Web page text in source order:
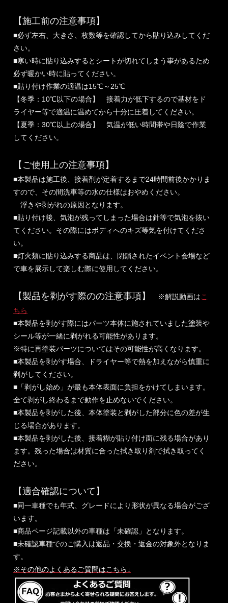
【施工前の注意事項】
■必ず左右、大きさ、枚数等を確認してから貼り込みしてくだ
さい。
■寒い時に貼り込みするとシートが切れてしまう事があるため
必ず暖かい時に貼ってください。
■貼り付け作業の適温は15℃～25℃
【冬季：10℃以下の場合】 接着力が低下するので基材をド
ライヤー等で適温に温めてから十分に圧着してください。
【夏季：30℃以上の場合】 気温が低い時間帯や日陰で作業
してください。
【ご使用上の注意事項】
■本製品は施工後、接着剤が定着するまで24時間前後かかりま
すので、その間洗車等の水の仕様はおやめください。
浮きや剥がれの原因となります。
■貼り付け後、気泡が残ってしまった場合は針等で気泡を抜い
てください。その際にはボディへのキズ等気を付けてくださ
い。
■灯火類に貼り込みする商品は、閉鎖されたイベント会場など
で車を展示して楽しむ際に使用してください。
【製品を剥がす際のの注意事項】 ※解説動画はこ
ちら
■本製品を剥がす際にはパーツ本体に施されていました塗装や
シール等が一緒に剥がれる可能性があります。
※特に再塗装パーツについてはその可能性が高くなります。
■本製品を剥がす場合、ドライヤー等で熱を加えながら慎重に
剥がしてください。
■「剥がし始め」が最も本体表面に負担をかけてしまいます。
全て剥がし終わるまで動作を止めないでください。
■本製品を剥がした後、本体塗装と剥がした部分に色の差が生
じる場合があります。
■本製品を剥がした後、接着糊が貼り付け面に残る場合があり
ます。残った場合は材質に合った拭き取り剤で拭き取ってく
ださい。
【適合確認について】
■同一車種でも年式、グレードにより形状が異なる場合がござ
います。
■商品ページ記載以外の車種は「未確認」となります。
■未確認車種でのご購入は返品・交換・返金の対象外となりま
す。
※その他のよくあるご質問はこちら↓